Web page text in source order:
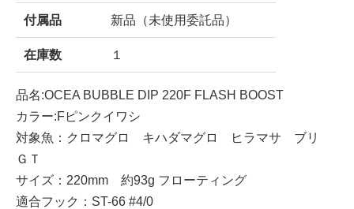
付属品 新品（未使用委託品）
在庫数 １
品名:OCEA BUBBLE DIP 220F FLASH BOOST
カラー:Fピンクイワシ
対象魚：クロマグロ キハダマグロ ヒラマサ ブリ
ＧＴ
サイズ：220mm 約93g フローティング
適合フック：ST-66 #4/0